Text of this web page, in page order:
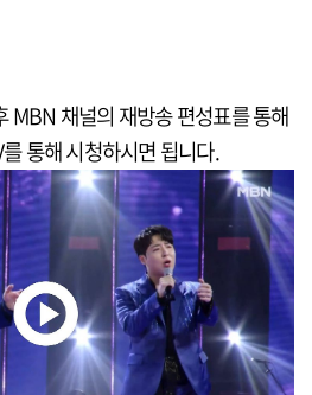
MBN 채널의 재방송 편성표를 통해
통해 시청하시면 됩니다.